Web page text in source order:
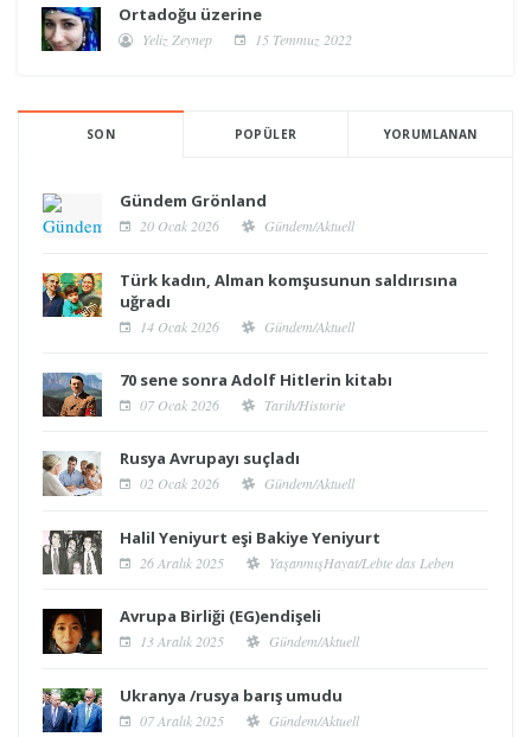
Ortadoğu üzerine
Yeliz Zeynep 15 Temmuz 2022
SON POPÜLER YORUMLANAN
Gündem Grönland
20 Ocak 2026 Gündem/Aktuell
Türk kadın, Alman komşusunun saldırısına
uğradı
14 Ocak 2026 Gündem/Aktuell
70 sene sonra Adolf Hitlerin kitabı
07 Ocak 2026 Tarih/Historie
Rusya Avrupayı suçladı
02 Ocak 2026 Gündem/Aktuell
Halil Yeniyurt eşi Bakiye Yeniyurt
26 Aralık 2025 YaşanmışHayat/Lebte das Leben
Avrupa Birliği (EG)endişeli
13 Aralık 2025 Gündem/Aktuell
Ukranya /rusya barış umudu
07 Aralık 2025 Gündem/Aktuell